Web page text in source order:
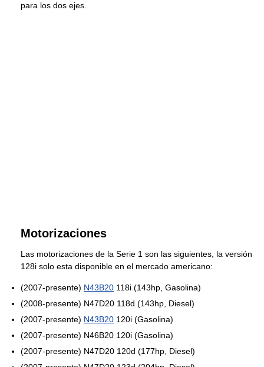
para los dos ejes.
Motorizaciones
Las motorizaciones de la Serie 1 son las siguientes, la versión
128i solo esta disponible en el mercado americano:
(2007-presente) N43B20 118i (143hp, Gasolina)
(2008-presente) N47D20 118d (143hp, Diesel)
(2007-presente) N43B20 120i (Gasolina)
(2007-presente) N46B20 120i (Gasolina)
(2007-presente) N47D20 120d (177hp, Diesel)